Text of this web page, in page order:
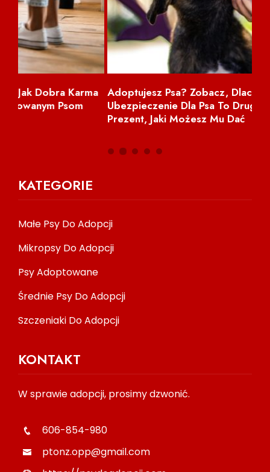
Adoptujesz Psa? Zobacz, Dlaczego
Ubezpieczenie Dla Psa To Drugi Najlepszy
Prezent, Jaki Możesz Mu Dać
KATEGORIE
Małe Psy Do Adopcji
Mikropsy Do Adopcji
Psy Adoptowane
Średnie Psy Do Adopcji
Szczeniaki Do Adopcji
KONTAKT
W sprawie adopcji, prosimy dzwonić.
606-854-980
ptonz.opp@gmail.com